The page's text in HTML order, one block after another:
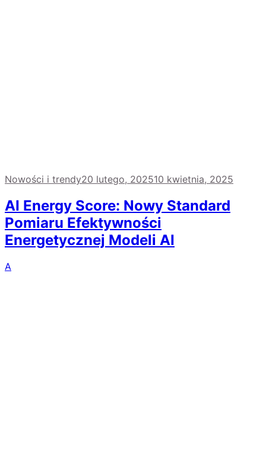
Nowości i trendy20 lutego, 202510 kwietnia, 2025
AI Energy Score: Nowy Standard
Pomiaru Efektywności
Energetycznej Modeli AI
A